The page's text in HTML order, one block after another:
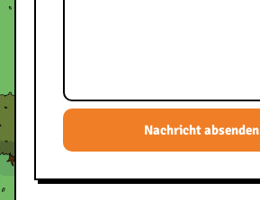
Nachricht absenden